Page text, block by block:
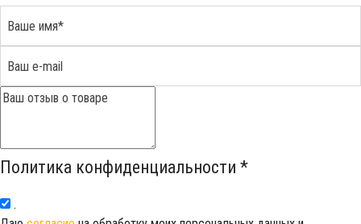
Политика конфиденциальности *
.